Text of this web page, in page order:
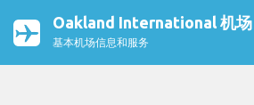
Oakland International 机场
基本机场信息和服务